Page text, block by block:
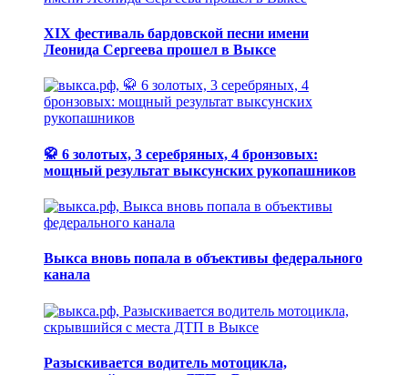
XIX фестиваль бардовской песни имени
Леонида Сергеева прошел в Выксе
🥋 6 золотых, 3 серебряных, 4 бронзовых:
мощный результат выксунских рукопашников
Выкса вновь попала в объективы федерального
канала
Разыскивается водитель мотоцикла,